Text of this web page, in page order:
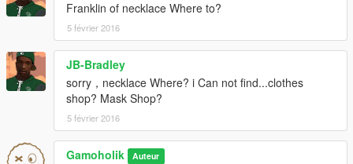
Franklin of necklace Where to?
5 février 2016
JB-Bradley
sorry，necklace Where? i Can not find...clothes
shop? Mask Shop?
5 février 2016
Gamoholik Auteur